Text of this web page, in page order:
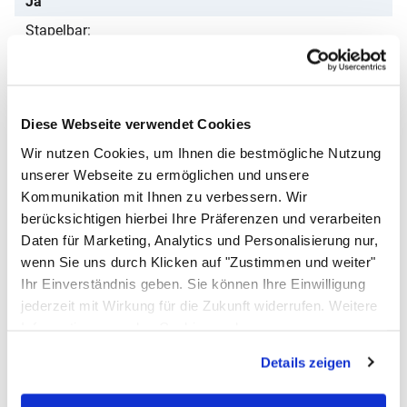
Diese Webseite verwendet Cookies
Wir nutzen Cookies, um Ihnen die bestmögliche Nutzung
unserer Webseite zu ermöglichen und unsere
Kommunikation mit Ihnen zu verbessern. Wir
berücksichtigen hierbei Ihre Präferenzen und verarbeiten
Daten für Marketing, Analytics und Personalisierung nur,
wenn Sie uns durch Klicken auf "Zustimmen und weiter"
Ihr Einverständnis geben. Sie können Ihre Einwilligung
jederzeit mit Wirkung für die Zukunft widerrufen. Weitere
Details zeigen
Stapelbar
Bewertungen - das sagen unsere
Kunden
Noch keine Bewertungen abgegeben
Schreiben Sie jetzt Ihre persönliche Erfahrung mit
diesem Artikel und helfen Sie anderen bei deren
Kaufentscheidung
Teller flach Porzellan 24 cm, 6er Set
Einloggen und Bewertung schreiben
Das könnte Ihnen ebenfalls gefallen